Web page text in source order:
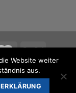
FAQ
Website weiter
aus.